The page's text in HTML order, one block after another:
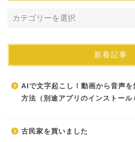
新着記事
AIで文字起こし！動画から音声を
方法（別途アプリのインストール
古民家を買いました